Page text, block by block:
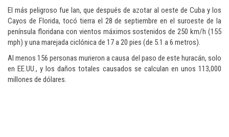
El más peligroso fue Ian, que después de azotar al oeste de Cuba y los
Cayos de Florida, tocó tierra el 28 de septiembre en el suroeste de la
península floridana con vientos máximos sostenidos de 250 km/h (155
mph) y una marejada ciclónica de 17 a 20 pies (de 5.1 a 6 metros).
Al menos 156 personas murieron a causa del paso de este huracán, solo
en EE.UU., y los daños totales causados se calculan en unos 113,000
millones de dólares.